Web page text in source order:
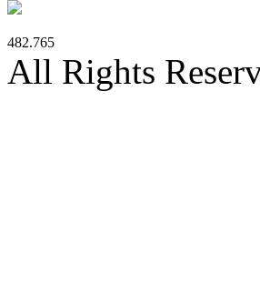
482.765
All Rights